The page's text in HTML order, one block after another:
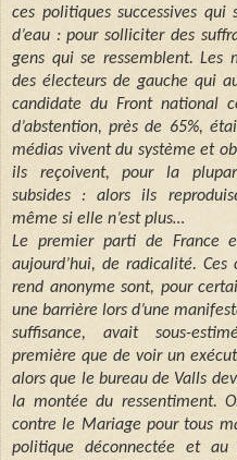
ces politiques successives
d’eau : pour solliciter des
gens qui se ressemblent. Les
des électeurs de gauche qui
candidate du Front national
d’abstention, près de 65%,
médias vivent du système et
ils reçoivent, pour la
subsides : alors ils
même si elle n’est plus…
Le premier parti de France
aujourd’hui, de radicalité.
rend anonyme sont, pour
une barrière lors d’une
suffisance, avait sous-
première que de voir un
alors que le bureau de Valls
la montée du ressentiment.
contre le Mariage pour tous
politique déconnectée et au